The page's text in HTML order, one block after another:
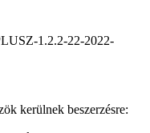
1.2.2-22-2022-
kerülnek beszerzésre: